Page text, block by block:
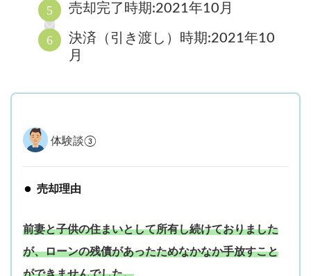
売却完了時期:2021年10月
決済（引き渡し）時期:2021年10
月
体験談③
売却理由
前妻と子供の住まいとして所有し続けておりました
が、ローンの残債があったためなかなか手放すこと